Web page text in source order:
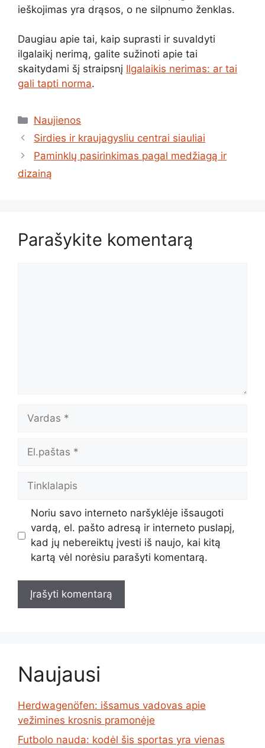
ieškojimas yra drąsos, o ne silpnumo ženklas.
Daugiau apie tai, kaip suprasti ir suvaldyti
ilgalaikį nerimą, galite sužinoti apie tai
skaitydami šį straipsnį Ilgalaikis nerimas: ar tai
gali tapti norma.
Kategorijos
Naujienos
Sirdies ir kraujagysliu centrai siauliai
Paminklų pasirinkimas pagal medžiagą ir
dizainą
Parašykite komentarą
Vardas
El.paštas
Tinklalapis
Noriu savo interneto naršyklėje išsaugoti
vardą, el. pašto adresą ir interneto puslapį,
kad jų nebereiktų įvesti iš naujo, kai kitą
kartą vėl norėsiu parašyti komentarą.
Naujausi
Herdwagenöfen: išsamus vadovas apie
vežimines krosnis pramonėje
Futbolo nauda: kodėl šis sportas yra vienas